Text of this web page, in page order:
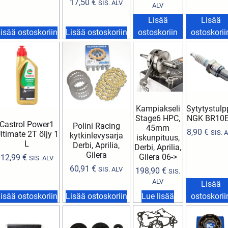
ostoskoriin
17,50€ SIS. ALV
Lisää ostoskoriin
ALV
Lisää
ostoskoriin
Lisää
Castrol Power1
2T öljy 1
L
12,99 € SIS. ALV
ostoskoriin
Polini Racing
kytkinlevysarja
Derbi, Aprilia,
Gilera
60,91€ SIS. ALV
Lisää ostoskoriin
Kampiakseli
Stage6 HPC,
45mm
iskunpituus,
Derbi, Aprilia,
Gilera 06->
198,90€ SIS.
ALV
Lue lisää
NGK
8,90 € SIS.
Lisää